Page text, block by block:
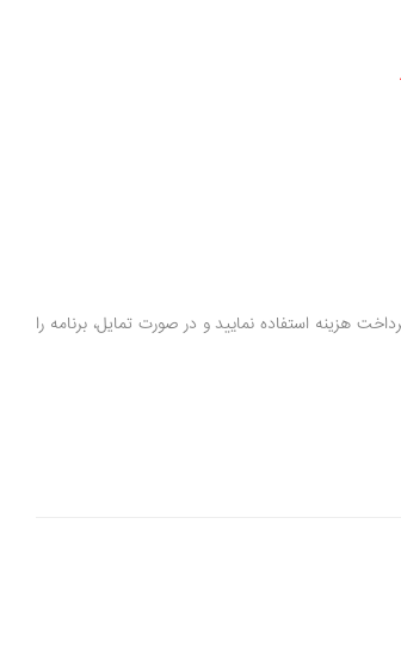
به صورت رایگان و بدون پرداخت هزینه استفاده نمایید و در صورت تمایل، برنامه را